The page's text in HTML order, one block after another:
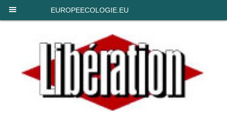
EUROPEECOLOGIE.EU